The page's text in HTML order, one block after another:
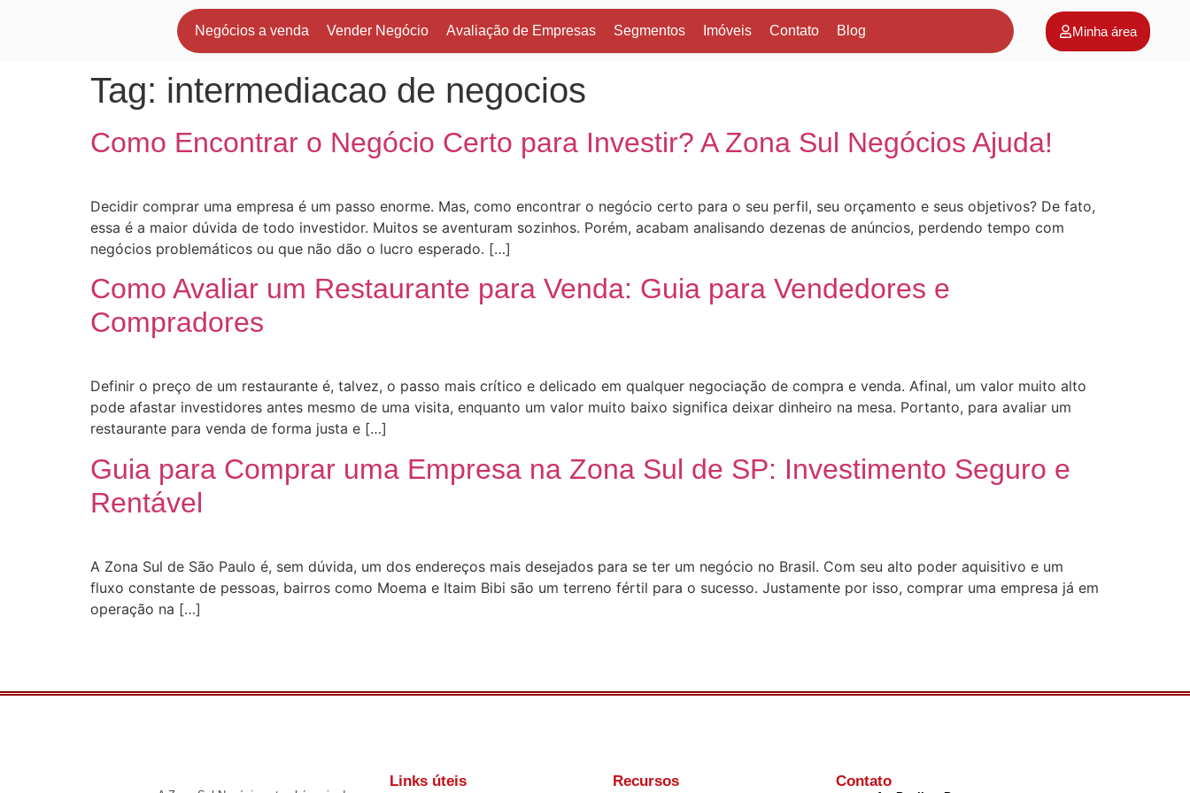
Negócios a venda Vender Negócio Avaliação de Empresas Segmentos Imóveis Contato Blog Minha área
Tag: intermediacao de negocios
Como Encontrar o Negócio Certo para Investir? A Zona Sul Negócios Ajuda!
Decidir comprar uma empresa é um passo enorme. Mas, como encontrar o negócio certo para o seu perfil, seu orçamento e seus objetivos? De fato,
essa é a maior dúvida de todo investidor. Muitos se aventuram sozinhos. Porém, acabam analisando dezenas de anúncios, perdendo tempo com
negócios problemáticos ou que não dão o lucro esperado. […]
Como Avaliar um Restaurante para Venda: Guia para Vendedores e
Compradores
Definir o preço de um restaurante é, talvez, o passo mais crítico e delicado em qualquer negociação de compra e venda. Afinal, um valor muito alto
pode afastar investidores antes mesmo de uma visita, enquanto um valor muito baixo significa deixar dinheiro na mesa. Portanto, para avaliar um
restaurante para venda de forma justa e […]
Guia para Comprar uma Empresa na Zona Sul de SP: Investimento Seguro e
Rentável
A Zona Sul de São Paulo é, sem dúvida, um dos endereços mais desejados para se ter um negócio no Brasil. Com seu alto poder aquisitivo e um
fluxo constante de pessoas, bairros como Moema e Itaim Bibi são um terreno fértil para o sucesso. Justamente por isso, comprar uma empresa já em
operação na […]
Links úteis Recursos Contato